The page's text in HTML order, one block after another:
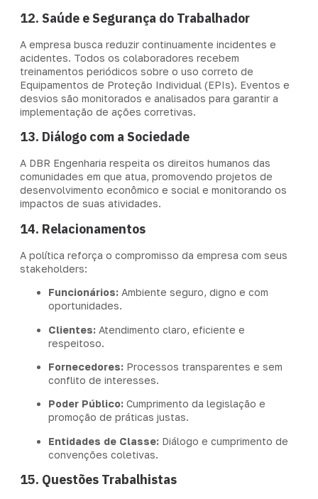
12. Saúde e Segurança do Trabalhador
A empresa busca reduzir continuamente incidentes e
acidentes. Todos os colaboradores recebem
treinamentos periódicos sobre o uso correto de
Equipamentos de Proteção Individual (EPIs). Eventos e
desvios são monitorados e analisados para garantir a
implementação de ações corretivas.
13. Diálogo com a Sociedade
A DBR Engenharia respeita os direitos humanos das
comunidades em que atua, promovendo projetos de
desenvolvimento econômico e social e monitorando os
impactos de suas atividades.
14. Relacionamentos
A política reforça o compromisso da empresa com seus
stakeholders:
Funcionários: Ambiente seguro, digno e com
oportunidades.
Clientes: Atendimento claro, eficiente e
respeitoso.
Fornecedores: Processos transparentes e sem
conflito de interesses.
Poder Público: Cumprimento da legislação e
promoção de práticas justas.
Entidades de Classe: Diálogo e cumprimento de
convenções coletivas.
15. Questões Trabalhistas